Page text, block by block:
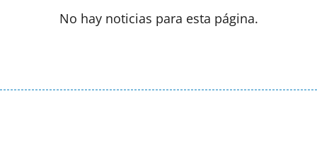
No hay noticias para esta página.